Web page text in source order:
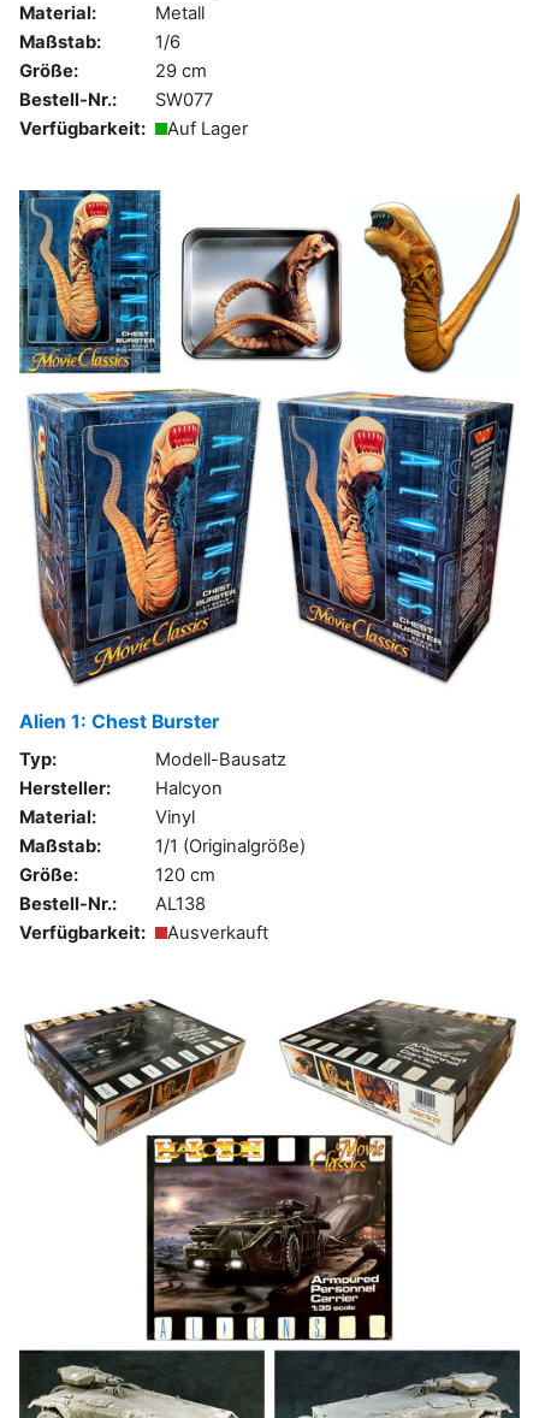
Material:
Metall
Maßstab:
1/6
Größe:
29 cm
Bestell-Nr.:
SW077
Verfügbarkeit:
Auf Lager
Alien 1: Chest Burster
Typ:
Modell-Bausatz
Hersteller:
Halcyon
Material:
Vinyl
Maßstab:
1/1 (Originalgröße)
Größe:
120 cm
Bestell-Nr.:
AL138
Verfügbarkeit:
Ausverkauft